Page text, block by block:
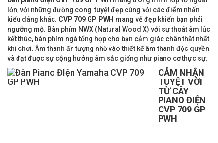
lớn, với những đường cong tuyệt đẹp cùng với các điểm nhấn
kiểu dáng khác. CVP 709 GP PWH mang vẻ đẹp khiến bạn phải
ngưỡng mộ. Bàn phím NWX (Natural Wood X) với sự thoát âm lúc
kết thúc, bàn phím ngà tổng hợp cho bạn cảm giác chân thật nhất
khi chơi. Âm thanh ấn tượng nhờ vào thiết kế âm thanh độc quyền
và đạt được sự cộng hưởng âm sắc giống như piano cơ thực sự.
CẢM NHẬN
TUYỆT VỜI
TỪ CÂY
PIANO ĐIỆN
CVP 709 GP
PWH